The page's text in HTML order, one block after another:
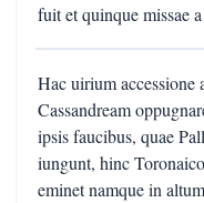
fuit et quinque missae
Hac uirium accessione
Cassandream
ipsis faucibus, quae
iungunt, hinc
eminet namque in